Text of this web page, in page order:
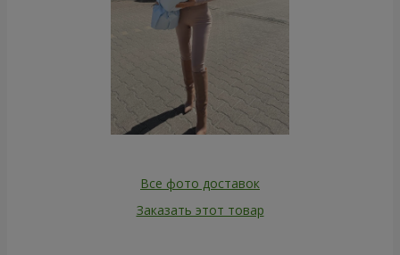
Все фото доставок
Заказать этот товар